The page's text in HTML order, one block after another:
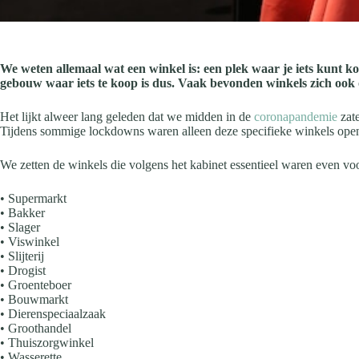
We weten allemaal wat een winkel is: een plek waar je iets kunt
gebouw waar iets te koop is dus. Vaak bevonden winkels zich
Het lijkt alweer lang geleden dat we midden in de coronapandemie
Tijdens sommige lockdowns waren alleen deze specifieke winkels
We zetten de winkels die volgens het kabinet essentieel waren even
• Supermarkt
• Bakker
• Slager
• Viswinkel
• Slijterij
• Drogist
• Groenteboer
• Bouwmarkt
• Dierenspeciaalzaak
• Groothandel
• Thuiszorgwinkel